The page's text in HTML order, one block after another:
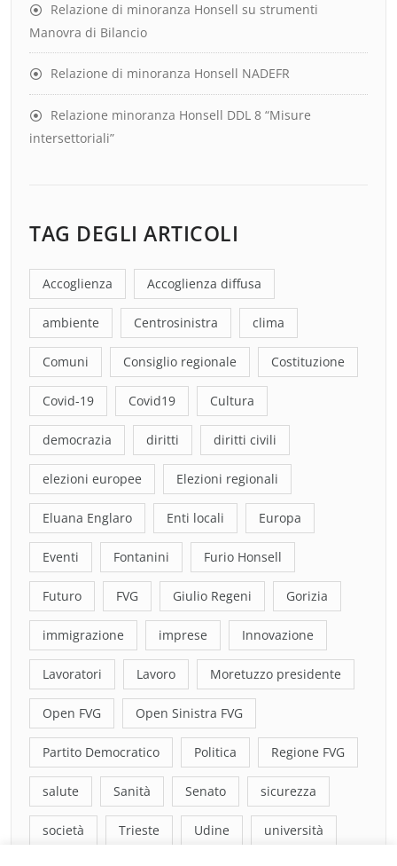
Relazione di minoranza Honsell su strumenti
Manovra di Bilancio
Relazione di minoranza Honsell NADEFR
Relazione minoranza Honsell DDL 8 “Misure
intersettoriali”
TAG DEGLI ARTICOLI
Accoglienza Accoglienza diffusa
ambiente Centrosinistra clima
Comuni Consiglio regionale Costituzione
Covid-19 Covid19 Cultura
democrazia diritti diritti civili
elezioni europee Elezioni regionali
Eluana Englaro Enti locali Europa
Eventi Fontanini Furio Honsell
Futuro FVG Giulio Regeni Gorizia
immigrazione imprese Innovazione
Lavoratori Lavoro Moretuzzo presidente
Open FVG Open Sinistra FVG
Partito Democratico Politica Regione FVG
salute Sanità Senato sicurezza
società Trieste Udine università